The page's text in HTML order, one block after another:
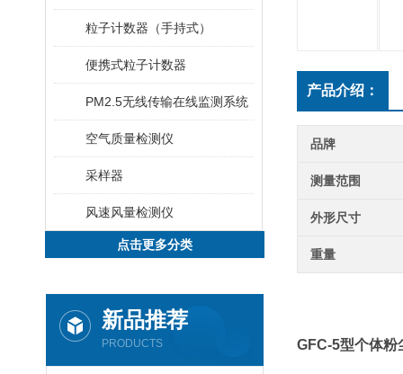
粒子计数器（手持式）
便携式粒子计数器
PM2.5无线传输在线监测系统
空气质量检测仪
采样器
风速风量检测仪
点击更多分类
新品推荐
PRODUCTS
产品介绍：
品牌
测量范围
外形尺寸
重量
GFC-5型个体粉